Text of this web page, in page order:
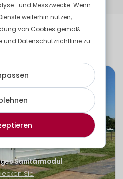
weitere unserer
Sanitärmodul
Sie
und Messzwecke. Wenn
weiterhin nutzen,
von Cookies gemäß
und Datenschutzrichtlinie zu.